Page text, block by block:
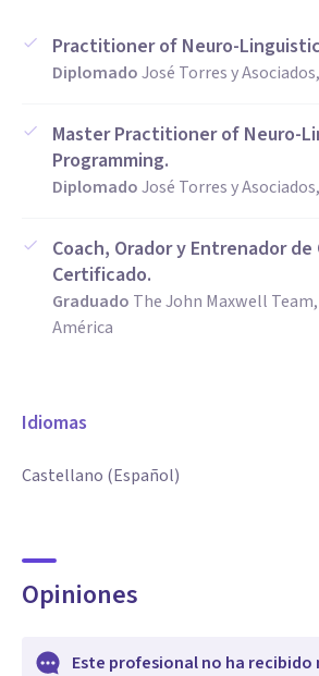
Practitioner of Neuro-
DiplomadoJosé Torres y
Master Practitioner of Neuro-
Programming.
DiplomadoJosé Torres y
Coach, Orador y Entrenador de
Certificado.
Graduado The John Maxwell
América
Idiomas
Castellano (Español)
Opiniones
Este profesional no ha recibido